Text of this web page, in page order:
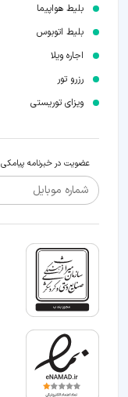
بلیط هواپیما
بلیط اتوبوس
اجاره ویلا
رزرو تور
ویزای توریستی
عضویت در خبرنامه پیامکی
شماره موبایل